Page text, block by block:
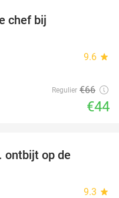
chef bij
9.6 star
Regulier €66
€44
ontbijt op de
9.3 star